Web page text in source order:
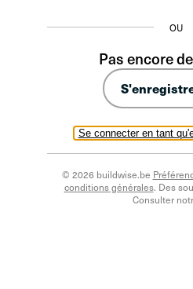
Se connecter en tant
OU
Pas encore
© 2026 buildwise.be
conditions générales. Des
Consulter